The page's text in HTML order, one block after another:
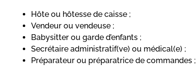
Hôte ou hôtesse de caisse ;
Vendeur ou vendeuse ;
Babysitter ou garde d’enfants ;
Secrétaire administratif(ve) ou médical(e) ;
Préparateur ou préparatrice de commandes ;